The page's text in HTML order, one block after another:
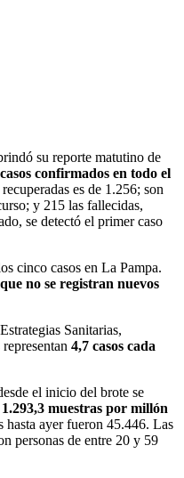
su reporte matutino de
confirmados en todo el
es de 1.256; son
y 215 las fallecidas,
se detectó el primer caso
cinco casos en La Pampa.
no se registran nuevos
Sanitarias,
4,7 casos cada
el inicio del brote se
muestras por millón
hasta ayer fueron 45.446. Las
personas de entre 20 y 59